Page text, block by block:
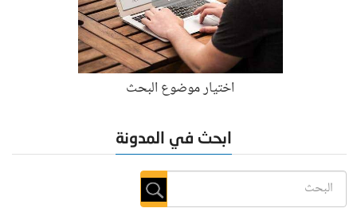
اختيار موضوع البحث
ابحث في المدونة